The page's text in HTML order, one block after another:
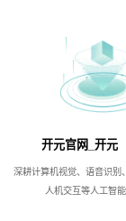
开元官网_开元
深耕计算机视觉、语音识别
人机交互等人工智